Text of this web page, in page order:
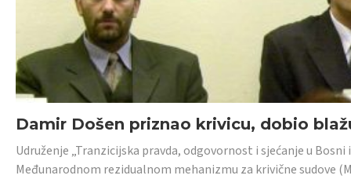
Damir Došen priznao krivicu, dobio
Udruženje „Tranzicijska pravda, odgovornost i sjećanje u
Međunarodnom rezidualnom mehanizmu za krivične sudove